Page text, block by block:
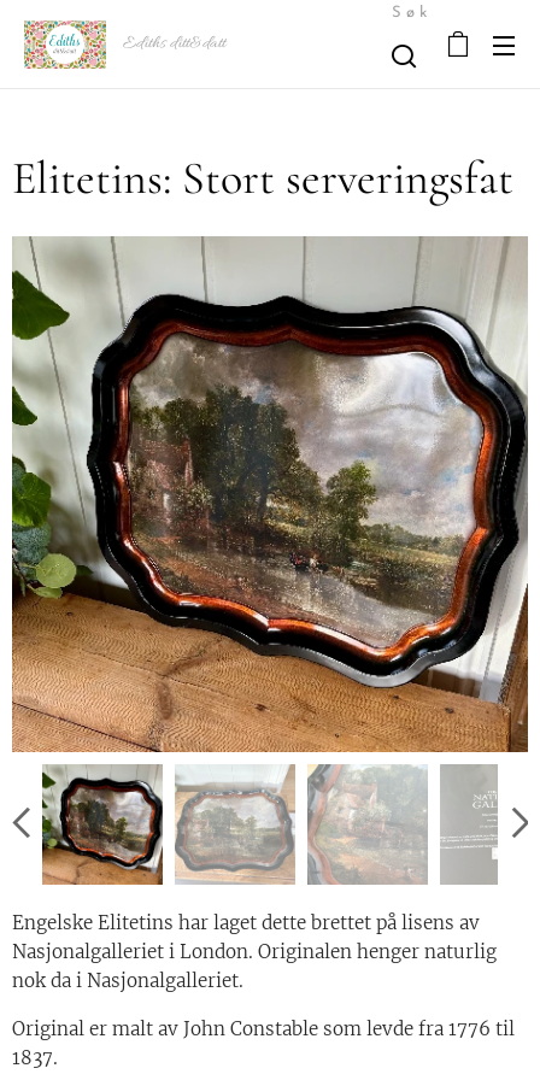
Ediths ditt&datt
Søk
Elitetins: Stort serveringsfat
Engelske Elitetins har laget dette brettet på lisens av
Nasjonalgalleriet i London. Originalen henger naturlig
nok da i Nasjonalgalleriet.
Original er malt av John Constable som levde fra 1776 til
1837.